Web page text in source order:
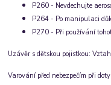
P260 - Nevdechujte
P264 - Po manipulaci
P270 - Při používání
Uzávěr s dětskou pojistkou:
Varování před nebezpečím při